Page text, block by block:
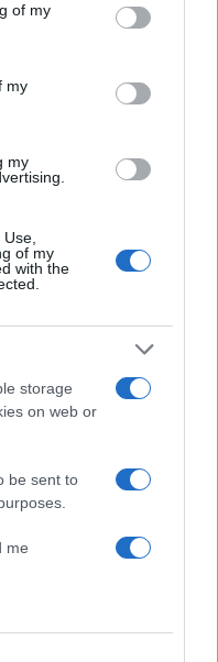
You may click to
its third-party tags to
in below Google
of my
my
my
of my
with the
storage
on web or
be sent to
me
εδώ
50 /50
2000 /2000
reCAPTCHA, ισχύουν
Google.